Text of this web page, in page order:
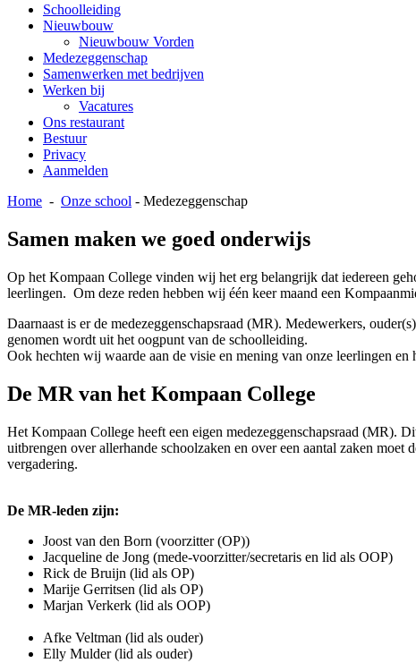
Schoolleiding
Nieuwbouw
Nieuwbouw Vorden
Medezeggenschap
Samenwerken met bedrijven
Werken bij
Vacatures
Ons restaurant
Bestuur
Privacy
Aanmelden
Home - Onze school - Medezeggenschap
Samen maken we goed onderwijs
Op het Kompaan College vinden wij het erg belangrijk dat iedereen
leerlingen. Om deze reden hebben wij één keer maand een
Daarnaast is er de medezeggenschapsraad (MR). Medewerkers,
genomen wordt uit het oogpunt van de schoolleiding.
Ook hechten wij waarde aan de visie en mening van onze leerlingen
De MR van het Kompaan College
Het Kompaan College heeft een eigen medezeggenschapsraad (MR).
uitbrengen over allerhande schoolzaken en over een aantal zaken
vergadering.
De MR-leden zijn:
Joost van den Born (voorzitter (OP))
Jacqueline de Jong (mede-voorzitter/secretaris en lid als OOP)
Rick de Bruijn (lid als OP)
Marije Gerritsen (lid als OP)
Marjan Verkerk (lid als OOP)
Afke Veltman (lid als ouder)
Elly Mulder (lid als ouder)